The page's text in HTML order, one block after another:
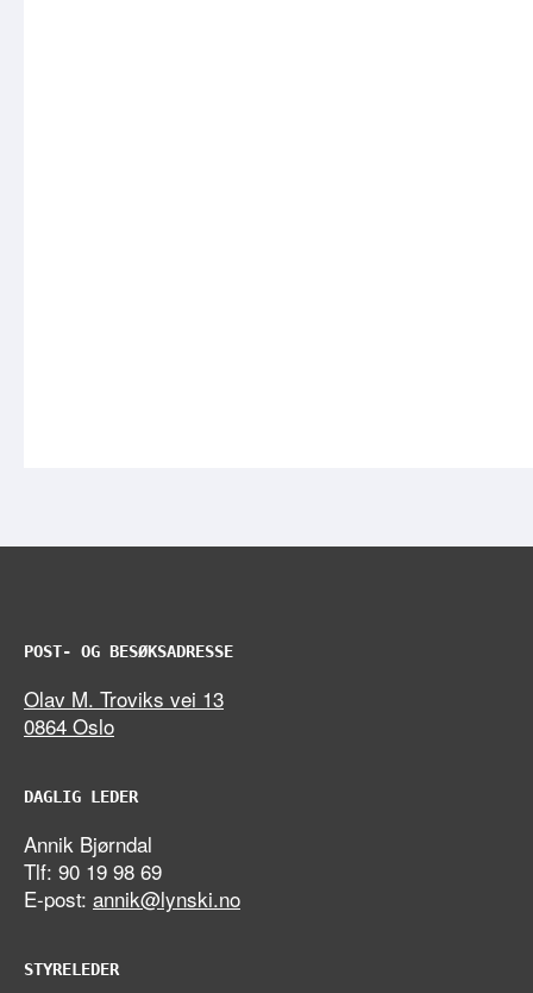
POST- OG BESØKSADRESSE
Olav M. Troviks vei 13
0864 Oslo
DAGLIG LEDER
Annik Bjørndal
Tlf: 90 19 98 69
E-post: annik@lynski.no
STYRELEDER